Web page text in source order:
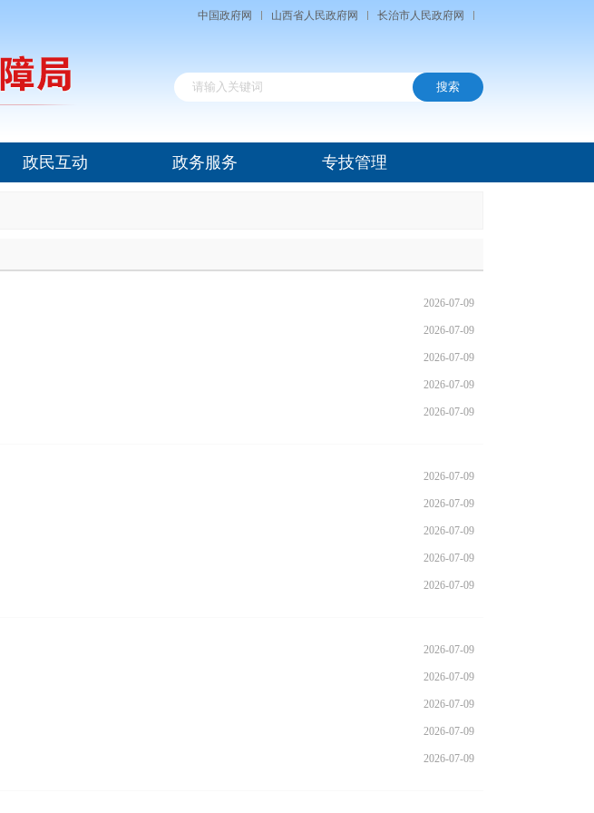
中国政府网 山西省人民政府网 长治市人民政府网
政民互动 政务服务 专技管理
2026-07-09
2026-07-09
2026-07-09
2026-07-09
2026-07-09
2026-07-09
2026-07-09
2026-07-09
2026-07-09
2026-07-09
2026-07-09
2026-07-09
2026-07-09
2026-07-09
2026-07-09